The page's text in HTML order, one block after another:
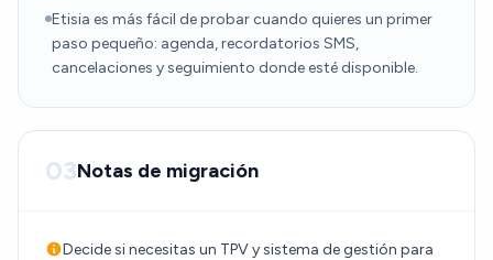
Etisia es más fácil de probar cuando quieres un primer
paso pequeño: agenda, recordatorios SMS,
cancelaciones y seguimiento donde esté disponible.
03Notas de migración
Decide si necesitas un TPV y sistema de gestión para